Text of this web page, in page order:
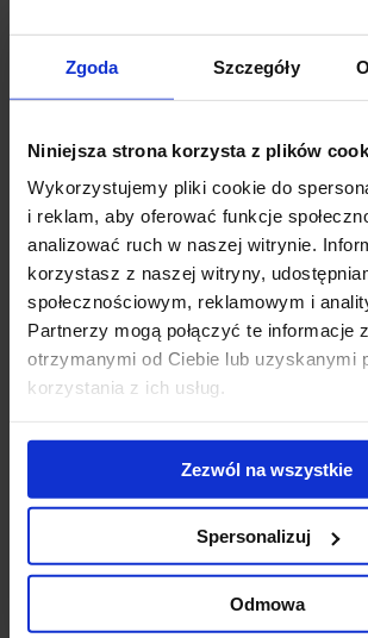
Zgoda Szczegóły
Niniejsza strona korzysta z plików
Wykorzystujemy pliki cookie do
i reklam, aby oferować funkcje
analizować ruch w naszej witrynie.
korzystasz z naszej witryny,
społecznościowym, reklamowym i
Partnerzy mogą połączyć te informacje
otrzymanymi od Ciebie lub uzyskanymi
korzystania z ich usług.
Zezwól na wszystkie
Spersonalizuj
Odmowa
Liczba miejsc parkingowych
Współczynnik miejsc parkingowych
Powierzchnia
Powierzchnia biurowa
Dostępność